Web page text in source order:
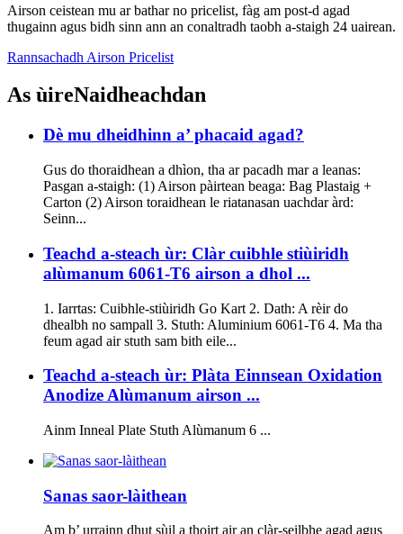
Airson ceistean mu ar bathar no pricelist, fàg am post-d agad
thugainn agus bidh sinn ann an conaltradh taobh a-staigh 24 uairean.
Rannsachadh Airson Pricelist
As ùireNaidheachdan
Dè mu dheidhinn a’ phacaid agad?
Gus do thoraidhean a dhìon, tha ar pacadh mar a leanas:
Pasgan a-staigh: (1) Airson pàirtean beaga: Bag Plastaig +
Carton (2) Airson toraidhean le riatanasan uachdar àrd:
Seinn...
Teachd a-steach ùr: Clàr cuibhle stiùiridh
alùmanum 6061-T6 airson a dhol ...
1. Iarrtas: Cuibhle-stiùiridh Go Kart 2. Dath: A rèir do
dhealbh no sampall 3. Stuth: Aluminium 6061-T6 4. Ma tha
feum agad air stuth sam bith eile...
Teachd a-steach ùr: Plàta Einnsean Oxidation
Anodize Alùmanum airson ...
Ainm Inneal Plate Stuth Alùmanum 6 ...
Sanas saor-làithean
Am b’ urrainn dhut sùil a thoirt air an clàr-seilbhe agad agus